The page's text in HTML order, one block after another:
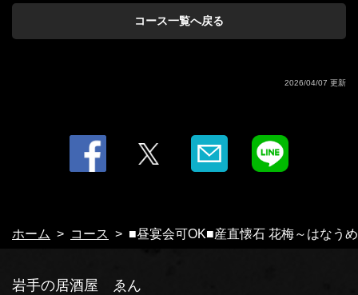
コース一覧へ戻る
2026/04/07 更新
ホーム コース ■昼宴会可OK■産直懐石 花梅～はな
岩手の居酒屋 ゑん